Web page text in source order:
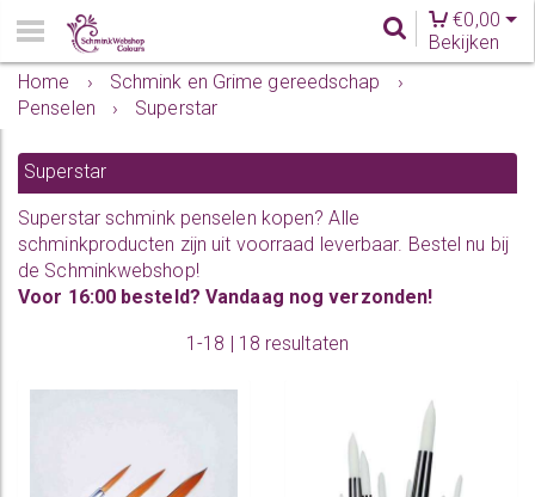
€0,00
Bekijken
Home
› Schmink en Grime gereedschap
›
Penselen
› Superstar
Superstar
Superstar schminkpenselen kopen? Alle
schminkproducten zijn uit voorraad leverbaar. Bestel nu bij
de Schminkwebshop!
Voor 16:00 besteld? Vandaag nog verzonden!
1-18 | 18 resultaten